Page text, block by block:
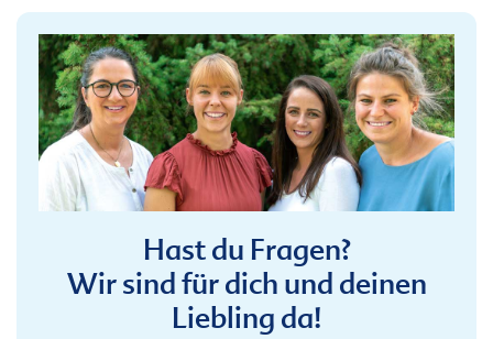
Hast du Fragen?
Wir sind für dich und deinen
Liebling da!